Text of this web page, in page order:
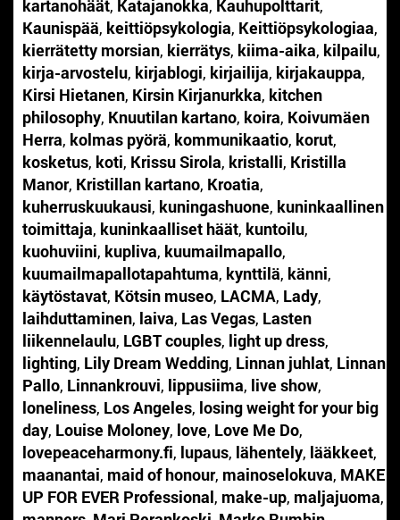
kartanohäät, Katajanokka, Kauhupolttarit,
Kaunispää, keittiöpsykologia, Keittiöpsykologiaa,
kierrätetty morsian, kierrätys, kiima-aika, kilpailu,
kirja-arvostelu, kirjablogi, kirjailija, kirjakauppa,
Kirsi Hietanen, Kirsin Kirjanurkka, kitchen
philosophy, Knuutilan kartano, koira, Koivumäen
Herra, kolmas pyörä, kommunikaatio, korut,
kosketus, koti, Krissu Sirola, kristalli, Kristilla
Manor, Kristillan kartano, Kroatia,
kuherruskuukausi, kuningashuone, kuninkaallinen
toimittaja, kuninkaalliset häät, kuntoilu,
kuohuviini, kupliva, kuumailmapallo,
kuumailmapallotapahtuma, kynttilä, känni,
käytöstavat, Kötsin museo, LACMA, Lady,
laihduttaminen, laiva, Las Vegas, Lasten
liikennelaulu, LGBT couples, light up dress,
lighting, Lily Dream Wedding, Linnan juhlat, Linnan
Pallo, Linnankrouvi, lippusiima, live show,
loneliness, Los Angeles, losing weight for your big
day, Louise Moloney, love, Love Me Do,
lovepeaceharmony.fi, lupaus, lähentely, lääkkeet,
maanantai, maid of honour, mainoselokuva, MAKE
UP FOR EVER Professional, make-up, maljajuoma,